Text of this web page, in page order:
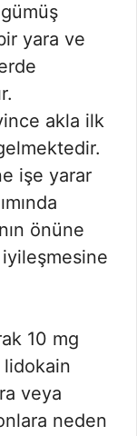
yara ve
akla ilk
işe yarar
önüne
10 mg
veya
neden